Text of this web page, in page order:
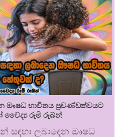
ඖෂධ භාවිතය ප්‍රචණ්ඩත්වයට
වෛද්‍ය රූමි රූබන්
සඳහා ලබාදෙන ඖෂධ